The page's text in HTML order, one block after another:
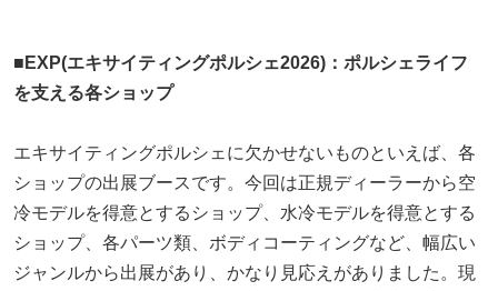
■EXP(エキサイティングポルシェ2026)：ポルシェライフ
を支える各ショップ
エキサイティングポルシェに欠かせないものといえば、各
ショップの出展ブースです。今回は正規ディーラーから空
冷モデルを得意とするショップ、水冷モデルを得意とする
ショップ、各パーツ類、ボディコーティングなど、幅広い
ジャンルから出展があり、かなり見応えがありました。現